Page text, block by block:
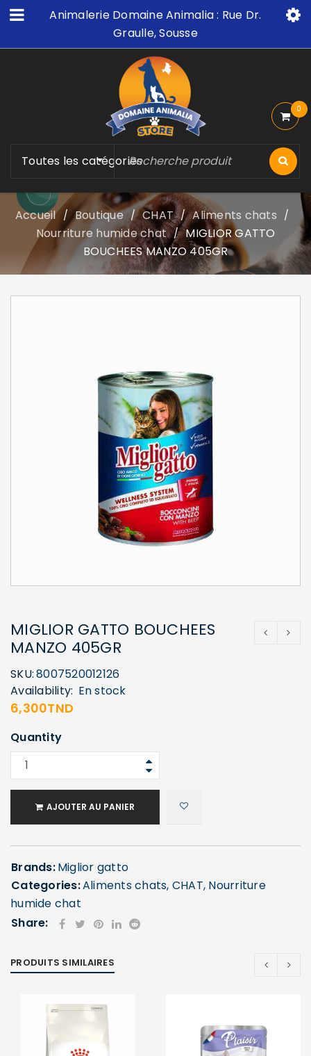
Animalerie Domaine Animalia : Rue Dr.
Graulle, Sousse
Toutes les catégories
0
Accueil / Boutique / CHAT / Aliments chats /
Nourriture humide chat / MIGLIOR GATTO
BOUCHEES MANZO 405GR
MIGLIOR GATTO BOUCHEES
MANZO 405GR
SKU:8007520012126
Availability: En stock
6,300TND
Quantity
AJOUTER AU PANIER
Brands:Miglior gatto
Categories:Aliments chats, CHAT, Nourriture
humide chat
Share:
PRODUITS SIMILAIRES